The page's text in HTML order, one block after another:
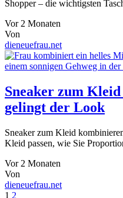
Shopper – die wichtigsten
Vor 2 Monaten
Von
dieneuefrau.net
Sneaker zum
gelingt der Look
Sneaker zum Kleid
Kleid passen, wie Sie
Vor 2 Monaten
Von
dieneuefrau.net
1 2